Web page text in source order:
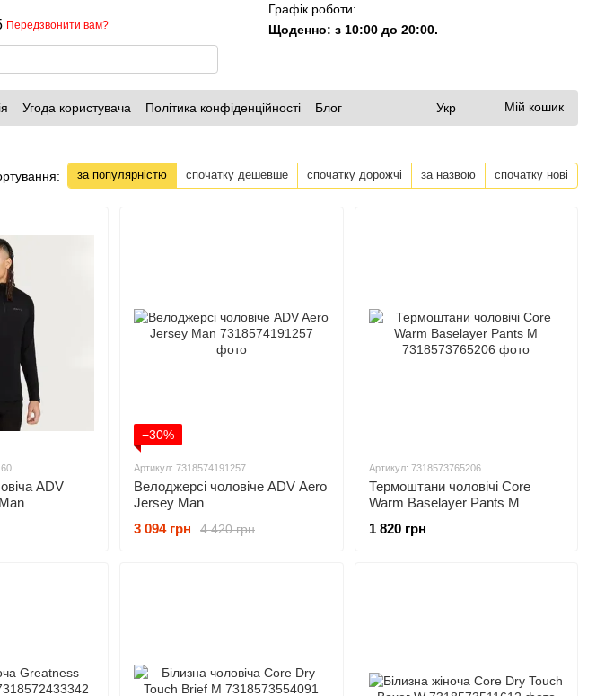
Передзвонити вам?
Графік роботи:
Щоденно: з 10:00 до 20:00.
Угода користувача Політика конфіденційності Блог Укр Мій кошик
за популярністю спочатку дешевше спочатку дорожчі за назвою спочатку нові
ADV
−30%
Артикул: 7318574191257
Велоджерсі чоловіче ADV Aero
Jersey Man
4 420 грн
3 094 грн
Артикул: 7318573765206
Термоштани чоловічі Core
Warm Baselayer Pants M
1 820 грн